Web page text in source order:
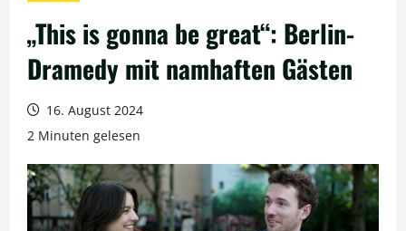
„This is gonna be great“: Berlin-
Dramedy mit namhaften Gästen
16. August 2024
2 Minuten gelesen